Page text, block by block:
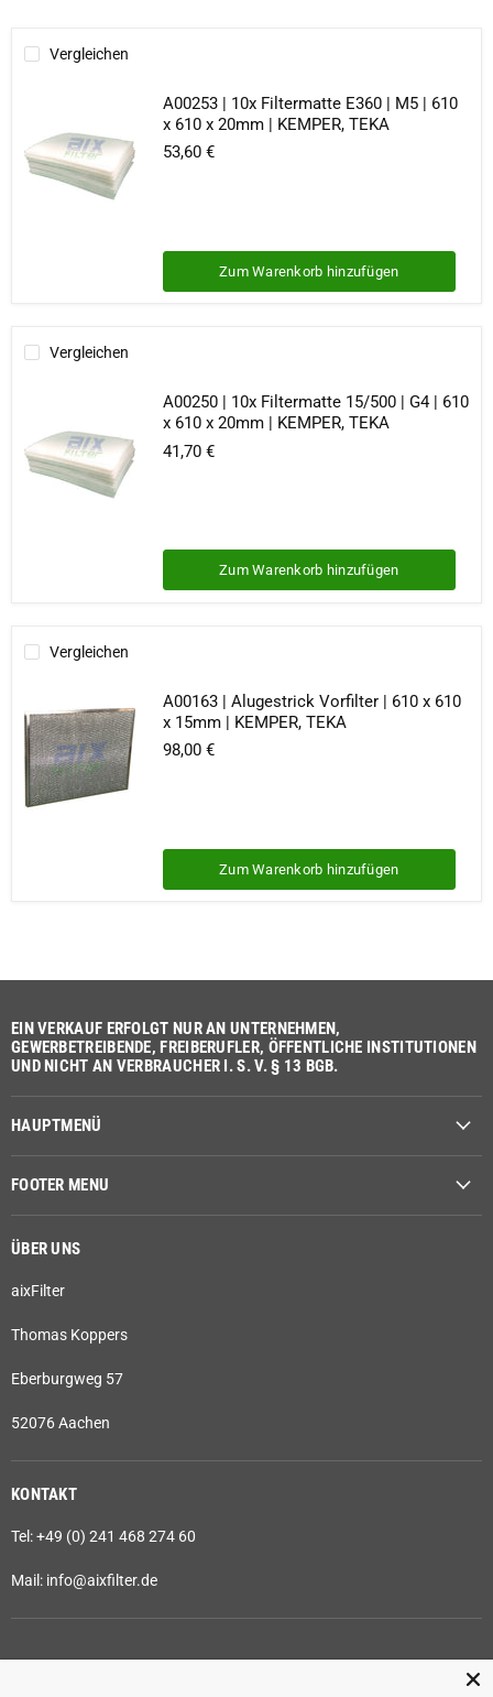
Vergleichen
A00253 | 10x Filtermatte E360 | M5 | 610
x 610 x 20mm | KEMPER, TEKA
53,60 €
Zum Warenkorb hinzufügen
Vergleichen
A00250 | 10x Filtermatte 15/500 | G4 | 610
x 610 x 20mm | KEMPER, TEKA
41,70 €
Zum Warenkorb hinzufügen
Vergleichen
A00163 | Alugestrick Vorfilter | 610 x 610
x 15mm | KEMPER, TEKA
98,00 €
Zum Warenkorb hinzufügen
EIN VERKAUF ERFOLGT NUR AN UNTERNEHMEN,
GEWERBETREIBENDE, FREIBERUFLER, ÖFFENTLICHE INSTITUTIONEN
UND NICHT AN VERBRAUCHER I. S. V. § 13 BGB.
HAUPTMENÜ
FOOTER MENU
ÜBER UNS
aixFilter
Thomas Koppers
Eberburgweg 57
52076 Aachen
KONTAKT
Tel: +49 (0) 241 468 274 60
Mail: info@aixfilter.de